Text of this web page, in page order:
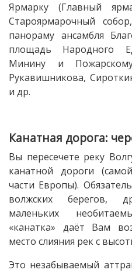
Ярмарку (Главный
Староярмарочный
панораму ансамбля
площадь Народного
Минину и
Рукавишникова,
и др.
Канатная дорога:
Вы пересечете реку
канатной дороги
части Европы).
волжских берегов,
маленьких
«канатка» даёт Вам
место слияния рек с
Это незабываемый